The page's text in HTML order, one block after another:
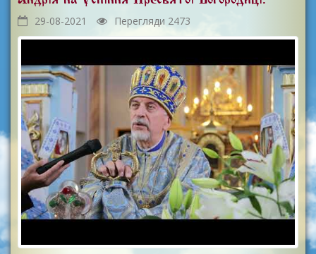
29-08-2021 Перегляди 2473